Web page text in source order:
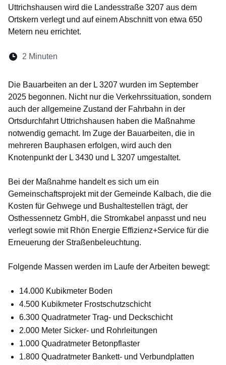
Uttrichshausen wird die Landesstraße 3207 aus dem
Ortskern verlegt und auf einem Abschnitt von etwa 650
Metern neu errichtet.
Lesedauer:
2 Minuten
Die Bauarbeiten an der L 3207 wurden im September
2025 begonnen. Nicht nur die Verkehrssituation, sondern
auch der allgemeine Zustand der Fahrbahn in der
Ortsdurchfahrt Uttrichshausen haben die Maßnahme
notwendig gemacht. Im Zuge der Bauarbeiten, die in
mehreren Bauphasen erfolgen, wird auch den
Knotenpunkt der L 3430 und L 3207 umgestaltet.
Bei der Maßnahme handelt es sich um ein
Gemeinschaftsprojekt mit der Gemeinde Kalbach, die die
Kosten für Gehwege und Bushaltestellen trägt, der
Osthessennetz GmbH, die Stromkabel anpasst und neu
verlegt sowie mit Rhön Energie Effizienz+Service für die
Erneuerung der Straßenbeleuchtung.
Folgende Massen werden im Laufe der Arbeiten bewegt:
14.000 Kubikmeter Boden
4.500 Kubikmeter Frostschutzschicht
6.300 Quadratmeter Trag- und Deckschicht
2.000 Meter Sicker- und Rohrleitungen
1.000 Quadratmeter Betonpflaster
1.800 Quadratmeter Bankett- und Verbundplatten